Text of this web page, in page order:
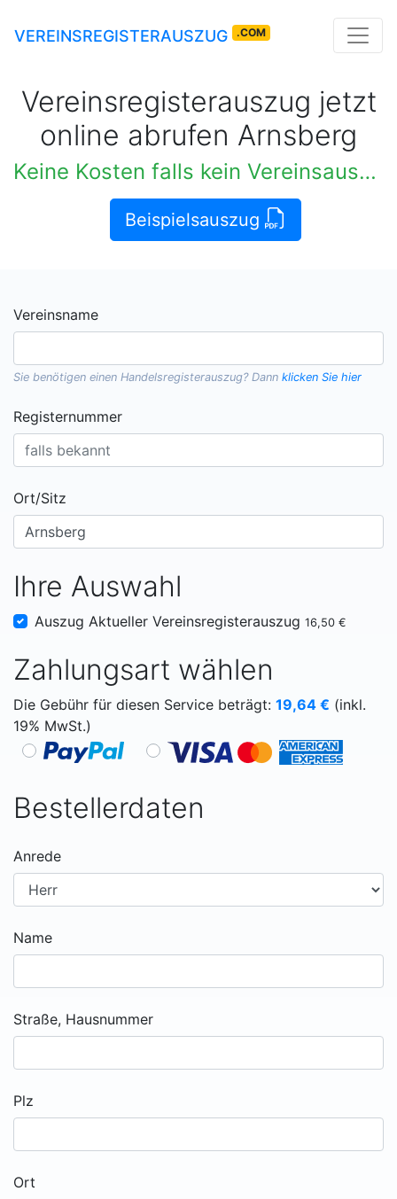
VEREINSREGISTERAUSZUG .COM
Vereinsregisterauszug jetzt
online abrufen Arnsberg
Keine Kosten falls kein Vereinsauszug verfügbar
Beispielsauszug
Vereinsname
Sie benötigen einen Handelsregisterauszug? Dann klicken Sie hier
Registernummer
Ort/Sitz
Ihre Auswahl
Auszug Aktueller Vereinsregisterauszug 16,50 €
Zahlungsart wählen
Die Gebühr für diesen Service beträgt: 19,64 € (inkl.
19% MwSt.)
Bestellerdaten
Anrede
Name
Straße, Hausnummer
Plz
Ort